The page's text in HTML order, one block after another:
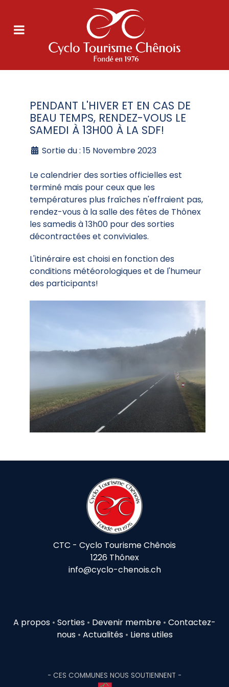
PENDANT L'HIVER ET EN CAS DE
BEAU TEMPS, RENDEZ-VOUS LE
SAMEDI À 13H00 À LA SDF!
Sortie du : 15 Novembre 2023
Le calendrier des sorties officielles est
terminé mais pour ceux que les
températures plus fraîches n'effraient pas,
rendez-vous à la salle des fêtes de Thônex
les samedis à 13h00 pour des sorties
décontractées et conviviales.
L'itinéraire est choisi en fonction des
conditions météorologiques et de l'humeur
des participants!
CTC - Cyclo Tourisme Chênois
1226 Thônex
info@cyclo-chenois.ch
A propos • Sorties • Devenir membre • Contactez-
nous• Actualités• Liens utiles
- CES COMMUNES NOUS SOUTIENNENT -